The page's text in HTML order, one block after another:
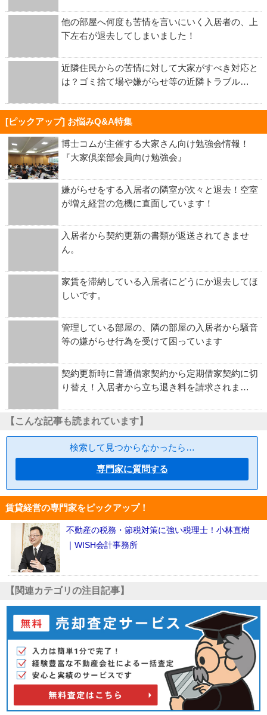
他の部屋へ何度も苦情を言いにいく入居者の、上
下左右が退去してしまいました！
近隣住民からの苦情に対して大家がすべき対応と
は？ゴミ捨て場や嫌がらせ等の近隣トラブル…
[ピックアップ] お悩みQ&A特集
博士コムが主催する大家さん向け勉強会情報！
『大家倶楽部会員向け勉強会』
嫌がらせをする入居者の隣室が次々と退去！空室
が増え経営の危機に直面しています！
入居者から契約更新の書類が返送されてきませ
ん。
家賃を滞納している入居者にどうにか退去してほ
しいです。
管理している部屋の、隣の部屋の入居者から騒音
等の嫌がらせ行為を受けて困っています
契約更新時に普通借家契約から定期借家契約に切
り替え！入居者から立ち退き料を請求されま…
【こんな記事も読まれています】
検索して見つからなかったら…
専門家に質問する
賃貸経営の専門家をピックアップ！
不動産の税務・節税対策に強い税理士！小林直樹
｜WISH会計事務所
【関連カテゴリの注目記事】